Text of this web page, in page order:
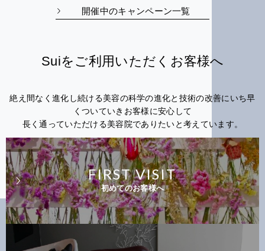
開催中のキャンペーン一覧
Suiをご利用いただくお客様へ
絶え間なく進化し続ける美容の科学の進化と技術の改善にいち早
くついていきお客様に安心して
長く通っていただける美容院でありたいと考えています。
初めてのお客様へ
FIRST VISIT